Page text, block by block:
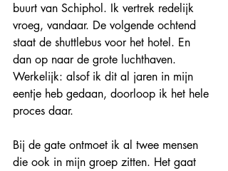
buurt van Schiphol. Ik vertrek redelijk
vroeg, vandaar. De volgende ochtend
staat de shuttlebus voor het hotel. En
dan op naar de grote luchthaven.
Werkelijk: alsof ik dit al jaren in mijn
eentje heb gedaan, doorloop ik het hele
proces daar.
Bij de gate ontmoet ik al twee mensen
die ook in mijn groep zitten. Het gaat